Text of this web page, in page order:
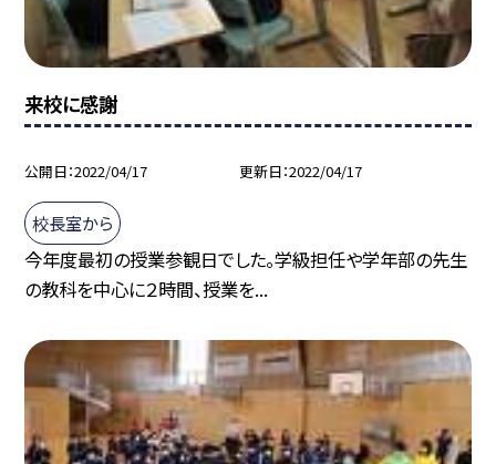
来校に感謝
公開日 2022/04/17 更新日 2022/04/17
校長室から
今年度最初の授業参観日でした。学級担任や学年部の先生
の教科を中心に２時間、授業を...